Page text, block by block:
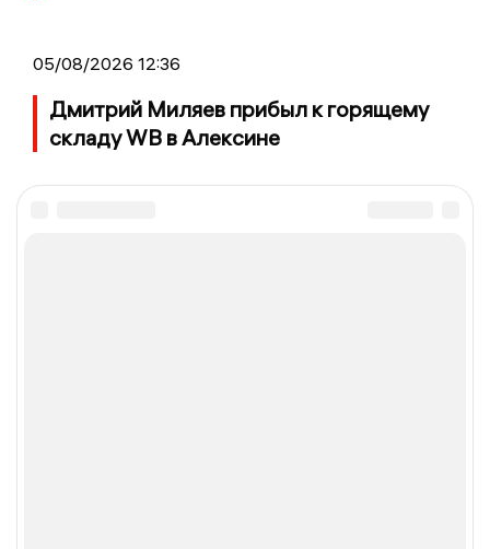
05/08/2026 12:36
Дмитрий Миляев прибыл к горящему
складу WB в Алексине